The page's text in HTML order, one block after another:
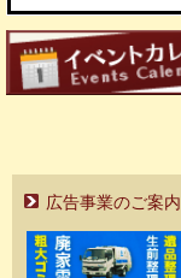
広告事業のご案内